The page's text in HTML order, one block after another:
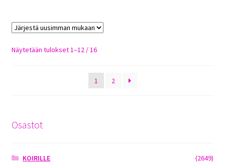
Näytetään tulokset 1–12 / 16Sorted
latest
1
2
Osastot
KOIRILLE
(2649)